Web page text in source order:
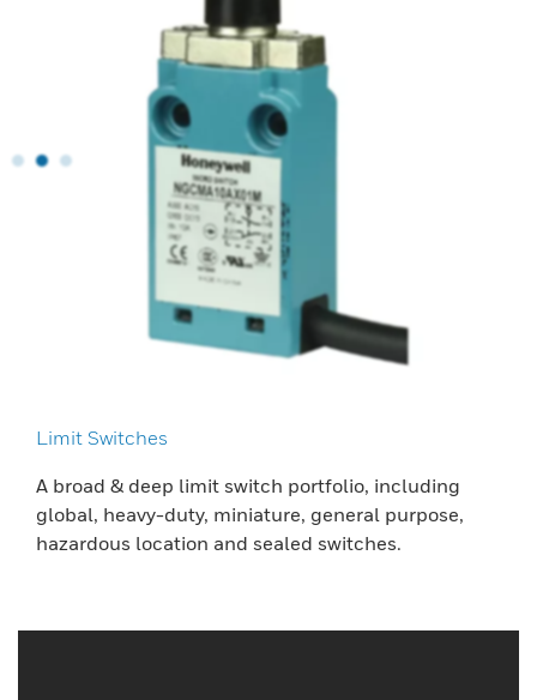
Limit Switches
A broad & deep limit switch portfolio, including
global, heavy-duty, miniature, general purpose,
hazardous location and sealed switches.